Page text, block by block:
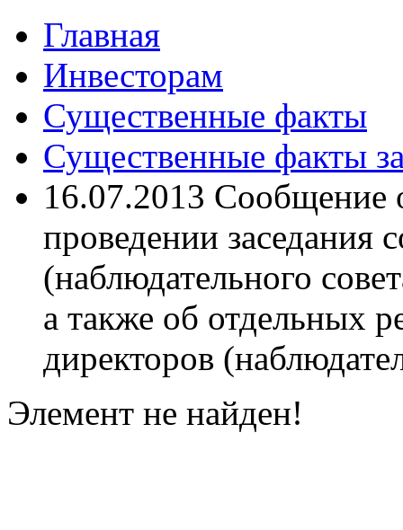
Главная
Инвесторам
Существенные факты
Существенные факты
16.07.2013 Сообщение
проведении заседания
(наблюдательного
а также об отдельных
директоров
Элемент не найден!